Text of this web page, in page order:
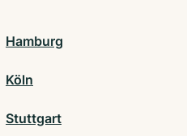
Hamburg
Köln
Stuttgart